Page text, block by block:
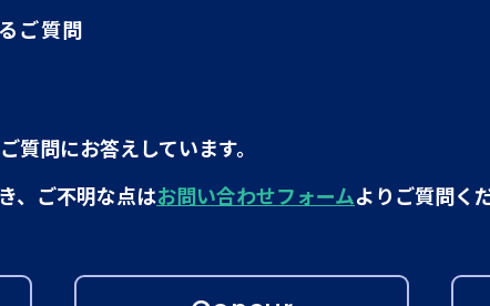
ご質問
質問にお答えしています。
、ご不明な点はお問い合わせフォームよりご質問く